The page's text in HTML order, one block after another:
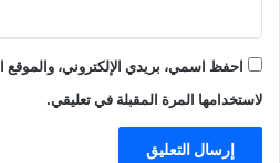
احفظ اسمي، بريدي الإلكتروني، والموقع
لاستخدامها المرة المقبلة في تعليقي.